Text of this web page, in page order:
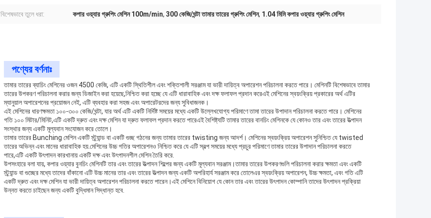
বিশেষভাবে তুলে ধরা: কপার ওয়্যার গ্রুপিং মেশিন 100m/min, 300 কেজি/ঘন্টা তামার তারের গ্রুপিং মেশিন, 1.04 মিমি কপার ওয়্যার গ্রুপিং মেশিন
পণ্যের বর্ণনাঃ
তামার তারের ব্যাচিং মেশিনের ওজন 4500 কেজি, এটি একটি স্থিতিশীল এবং শক্তিশালী সরঞ্জাম যা ভারী দায়িত্ব অপারেশন পরিচালনা করতে পারে। মেশিনটি বিশেষভাবে তামার
তারের উপকরণ পরিচালনা করার জন্য ডিজাইন করা হয়েছে,নিশ্চিত করা হচ্ছে যে এটি ধারাবাহিক এবং দক্ষ ফলাফল প্রদান করেএই মেশিনের স্বয়ংক্রিয় প্রকারের অর্থ এটির
ম্যানুয়াল অপারেশনের প্রয়োজন নেই, এটি ব্যবহার করা সহজ এবং অপারেটরদের জন্য সুবিধাজনক।
এই মেশিনের ধারণক্ষমতা ১০০-৩০০ কেজি/ঘন্টা, যার অর্থ এটি একটি নির্দিষ্ট সময়ের মধ্যে একটি উল্লেখযোগ্য পরিমাণে তামা তারের উপাদান পরিচালনা করতে পারে। মেশিনের
গতি ১০০ মিটার/মিনিট,এটি একটি দ্রুত এবং দক্ষ মেশিন যা দ্রুত ফলাফল প্রদান করতে পারেএই বৈশিষ্ট্যটি তামার তারের বানচিং মেশিনকে যে কোনও তার এবং তারের উত্পাদন
সংস্থার জন্য একটি মূল্যবান সংযোজন করে তোলে।
তামার তারের Bunching মেশিন একটি স্ট্র্যান্ড বা একটি গুচ্ছ গঠনের জন্য তামার তারের twisting জন্য আদর্শ। মেশিনের স্বয়ংক্রিয় অপারেশন সুনিশ্চিত যে twisted
তারের অভিন্ন এবং মানের ধারাবাহিক হয়.মেশিনের উচ্চ গতির অপারেশনও নিশ্চিত করে যে এটি স্বল্প সময়ের মধ্যে প্রচুর পরিমাণে তামার তারের উপাদান পরিচালনা করতে
পারে,এটি একটি উৎপাদন কারখানায় একটি দক্ষ এবং উৎপাদনশীল মেশিন তৈরি করে.
উপসংহারে বলা যায়, কপার ওয়্যার বুনচিং মেশিনটি তার এবং তারের উত্পাদন শিল্পের জন্য একটি মূল্যবান সরঞ্জাম।তামার তারের উপকরণগুলি পরিচালনা করার ক্ষমতা এবং একটি
স্ট্র্যান্ড বা গুচ্ছের মধ্যে তাদের বাঁকানো এটি উচ্চ মানের তার এবং তারের উত্পাদন জন্য একটি অপরিহার্য সরঞ্জাম করে তোলেএর স্বয়ংক্রিয় অপারেশন, উচ্চ ক্ষমতা, এবং গতি এটি
একটি দ্রুত এবং দক্ষ মেশিন যা ভারী দায়িত্ব অপারেশন পরিচালনা করতে পারেন।এই মেশিনে বিনিয়োগ যে কোন তার এবং তারের উৎপাদন কোম্পানি তাদের উৎপাদন প্রক্রিয়া
উন্নত করতে চাইছেন জন্য একটি বুদ্ধিমান সিদ্ধান্ত হবে.